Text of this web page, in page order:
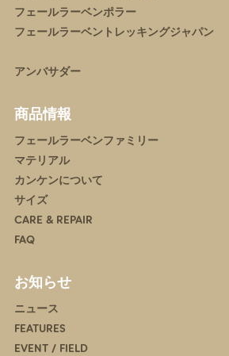
フェールラーベンポラー
フェールラーベントレッキングジャパン
アンバサダー
商品情報
フェールラーベンファミリー
マテリアル
カンケンについて
サイズ
CARE & REPAIR
FAQ
お知らせ
ニュース
FEATURES
EVENT / FIELD